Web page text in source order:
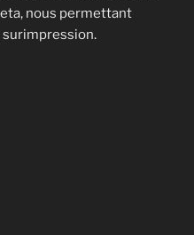
nous permettant
surimpression.